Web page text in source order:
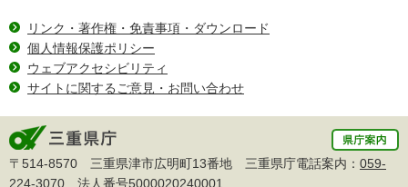
リンク・著作権・免責事項・ダウンロード
個人情報保護ポリシー
ウェブアクセシビリティ
サイトに関するご意見・お問い合わせ
〒514-8570 三重県津市広明町13番地 三重県庁電話案内： 059-
224-3070 法人番号5000020240001